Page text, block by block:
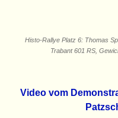
Histo-Rallye Platz 6: Thomas
Trabant 601 RS,
Video vom